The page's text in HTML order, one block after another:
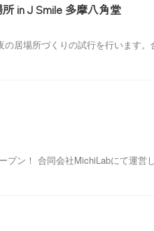
in J Smile 多摩八角堂
居場所づくりの試行を行います
ン！ 合同会社MichiLabにて運